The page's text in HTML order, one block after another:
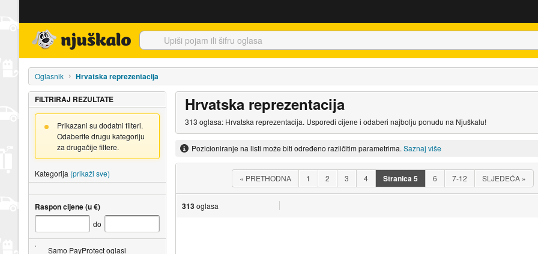
Oglasnik Hrvatska reprezentacija
Hrvatska reprezentacija
313 oglasa: Hrvatska reprezentacija. Usporedi cijene i odaberi najbolju ponudu na Njuškalu!
Pozicioniranje na listi može biti određeno različitim parametrima. Saznaj više
« PRETHODNA 1 2 3 4 Stranica5 6 7-12 SLJEDEĆA »
313oglasa
FILTRIRAJ REZULTATE
Prikazani su dodatni filteri.
Odaberite drugu kategoriju
za drugačije filtere.
Kategorija (prikaži sve)
Raspon cijene (u €)
do
Samo PayProtect oglasi